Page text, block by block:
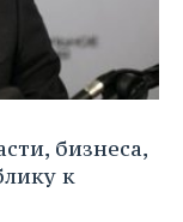
бизнеса,
к